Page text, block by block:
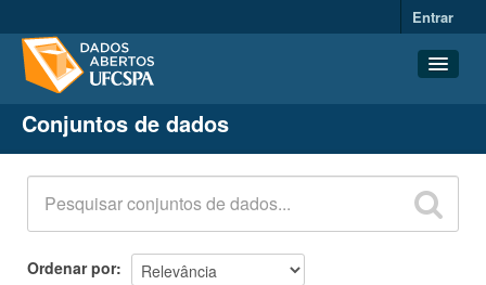
Entrar
Conjuntos de dados
Organizações
Grupos
Sobre
Conjuntos de dados
Ordenar por